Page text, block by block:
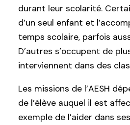
durant leur scolarité.
d’un seul enfant et
temps scolaire, parfois
D’autres s’occupent de
interviennent dans des
Les missions de l’AESH
de l’élève auquel il est
exemple de l’aider dans